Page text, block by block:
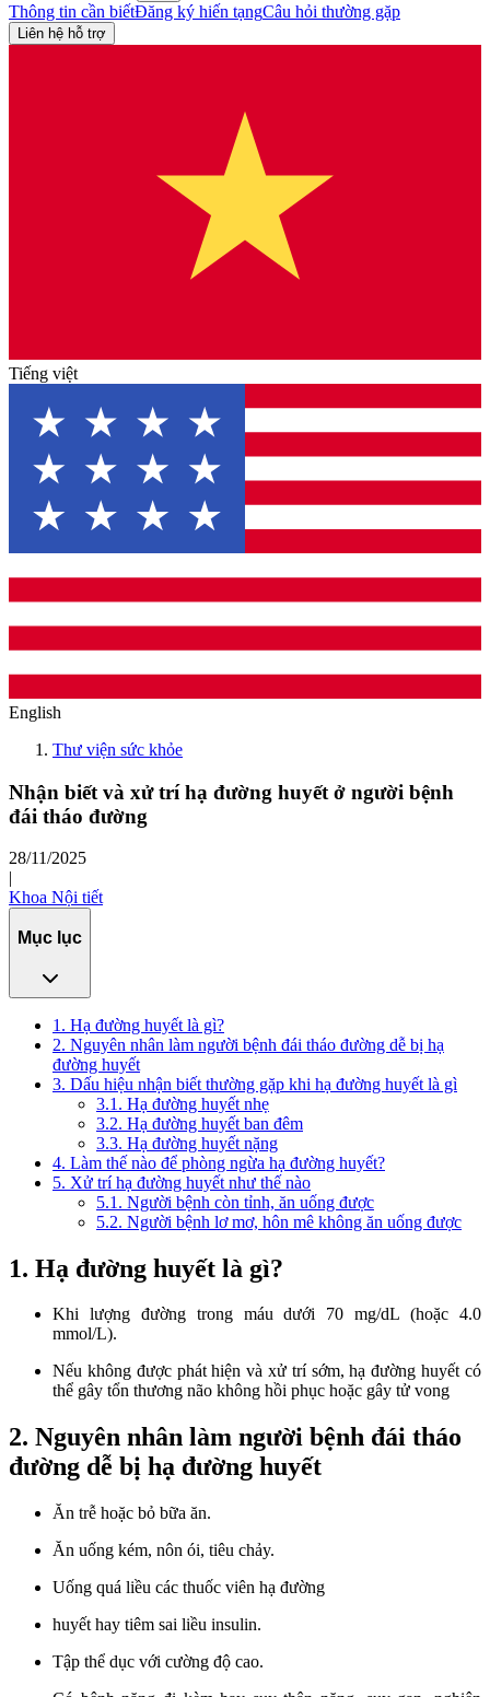
Thông tin cần biếtĐăng ký hiến tạngCâu hỏi thường gặp
Liên hệ hỗ trợ
Tiếng việt
English
Thư viện sức khỏe
Nhận biết và xử trí hạ đường huyết ở người bệnh
đái tháo đường
28/11/2025
|
Khoa Nội tiết
Mục lục
1. Hạ đường huyết là gì?
2. Nguyên nhân làm người bệnh đái tháo đường dễ bị hạ
đường huyết
3. Dấu hiệu nhận biết thường gặp khi hạ đường huyết là gì
3.1. Hạ đường huyết nhẹ
3.2. Hạ đường huyết ban đêm
3.3. Hạ đường huyết nặng
4. Làm thế nào để phòng ngừa hạ đường huyết?
5. Xử trí hạ đường huyết như thế nào
5.1. Người bệnh còn tỉnh, ăn uống được
5.2. Người bệnh lơ mơ, hôn mê không ăn uống được
1. Hạ đường huyết là gì?
Khi lượng đường trong máu dưới 70 mg/dL (hoặc 4.0
mmol/L).
Nếu không được phát hiện và xử trí sớm, hạ đường huyết có
thể gây tổn thương não không hồi phục hoặc gây tử vong
2. Nguyên nhân làm người bệnh đái tháo
đường dễ bị hạ đường huyết
Ăn trễ hoặc bỏ bữa ăn.
Ăn uống kém, nôn ói, tiêu chảy.
Uống quá liều các thuốc viên hạ đường
huyết hay tiêm sai liều insulin.
Tập thể dục với cường độ cao.